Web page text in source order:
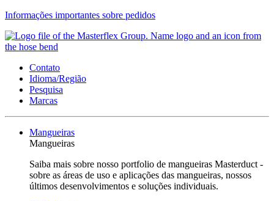
Informações importantes sobre pedidos
Contato
Idioma/Região
Pesquisa
Marcas
Mangueiras
Mangueiras
Saiba mais sobre nosso portfolio de mangueiras Masterduct -
sobre as áreas de uso e aplicações das mangueiras, nossos
últimos desenvolvimentos e soluções individuais.